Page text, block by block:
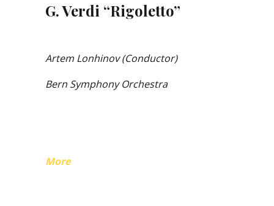
G. Verdi “Rigoletto”
Artem Lonhinov (Conductor)
Bern Symphony Orchestra
More